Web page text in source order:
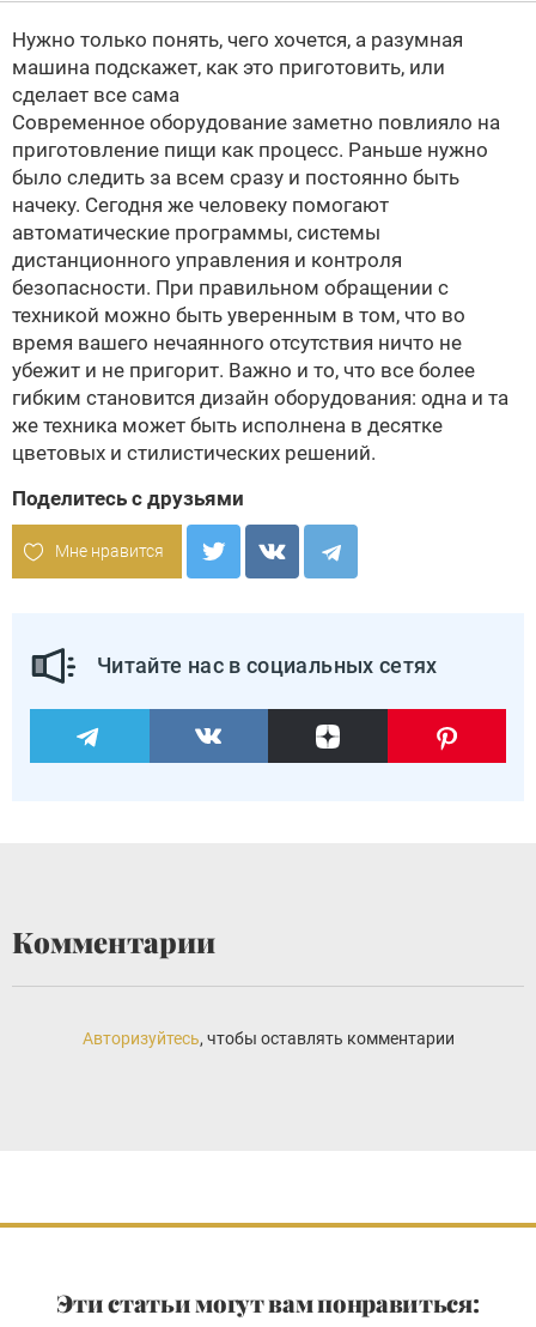
Нужно только понять, чего хочется, а разумная
машина подскажет, как это приготовить, или
сделает все сама
Современное оборудование заметно повлияло на
приготовление пищи как процесс. Раньше нужно
было следить за всем сразу и постоянно быть
начеку. Сегодня же человеку помогают
автоматические программы, системы
дистанционного управления и контроля
безопасности. При правильном обращении с
техникой можно быть уверенным в том, что во
время вашего нечаянного отсутствия ничто не
убежит и не пригорит. Важно и то, что все более
гибким становится дизайн оборудования: одна и та
же техника может быть исполнена в десятке
цветовых и стилистических решений.
Поделитесь с друзьями
Мне нравится
Читайте нас в социальных сетях
Комментарии
Авторизуйтесь, чтобы оставлять комментарии
Эти статьи могут вам понравиться: